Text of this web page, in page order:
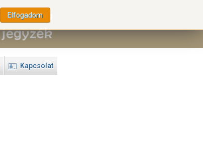
Kapcsolat
Elfogadom